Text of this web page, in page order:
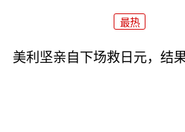
最热
美利坚亲自下场救日元，结